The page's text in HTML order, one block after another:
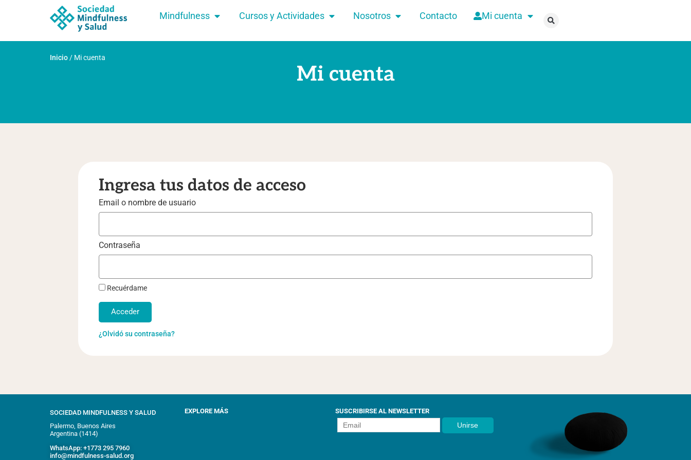
Mindfulness Cursos y Actividades Nosotros Contacto Mi cuenta
Inicio / Mi cuenta
Mi cuenta
Ingresa tus datos de acceso
Email o nombre de usuario
Contraseña
Recuérdame
Acceder
¿Olvidó su contraseña?
SOCIEDAD MINDFULNESS Y SALUD
Palermo, Buenos Aires
Argentina (1414)
WhatsApp: +1773 295 7960
info@mindfulness-salud.org
EXPLORE MÁS SUSCRIBIRSE AL NEWSLETTER